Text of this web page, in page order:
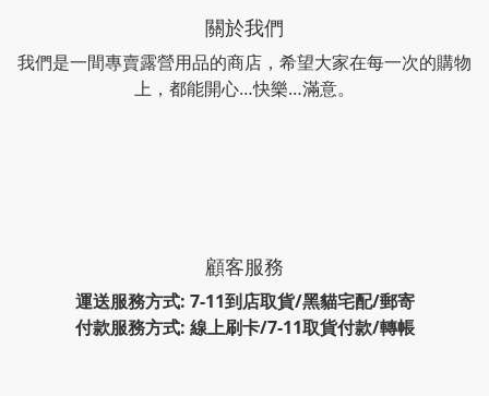
關於我們
我們是一間專賣露營用品的商店，希望大家在每一次的購物
上，都能開心…快樂…滿意。
顧客服務
運送服務方式: 7-11到店取貨/黑貓宅配/郵寄
付款服務方式: 線上刷卡/7-11取貨付款/轉帳